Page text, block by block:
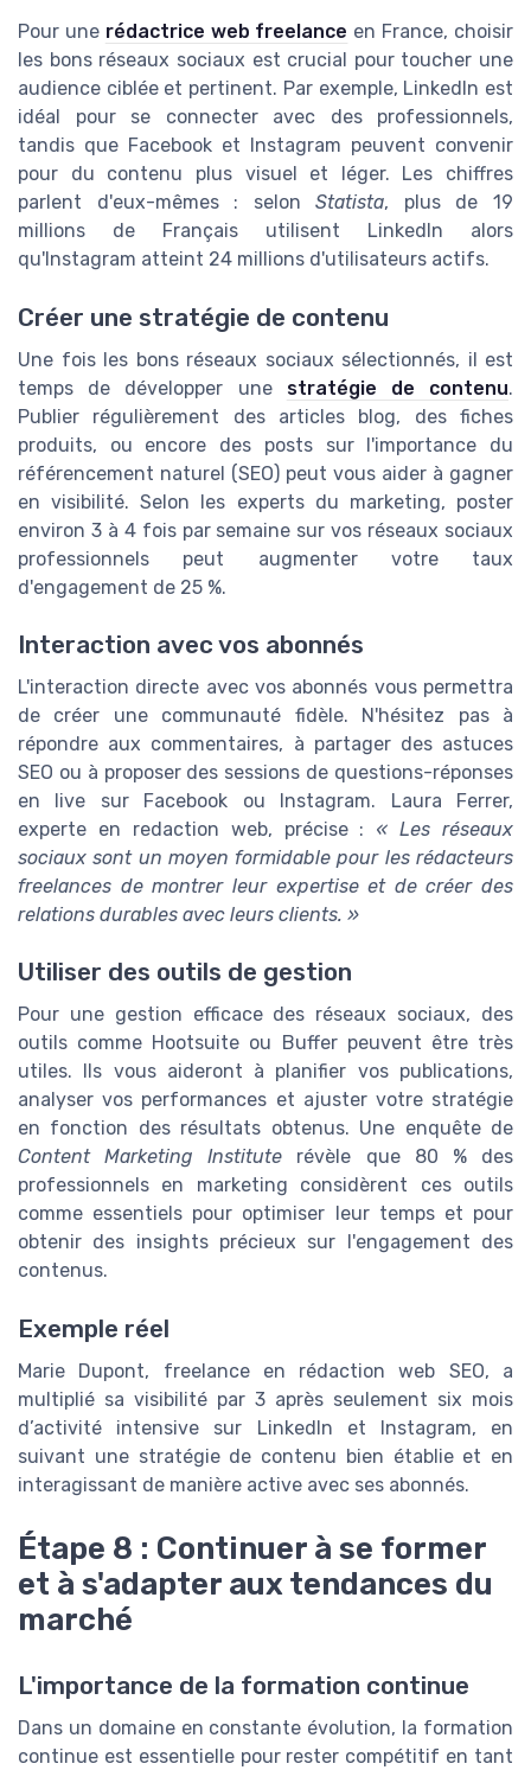
Pour une rédactrice web freelance en France, choisir
les bons réseaux sociaux est crucial pour toucher une
audience ciblée et pertinent. Par exemple, LinkedIn est
idéal pour se connecter avec des professionnels,
tandis que Facebook et Instagram peuvent convenir
pour du contenu plus visuel et léger. Les chiffres
parlent d'eux-mêmes : selonStatista, plus de 19
millions de Français utilisent LinkedIn alors
qu'Instagram atteint 24 millions d'utilisateurs actifs.
Créer une stratégie de contenu
Une fois les bons réseaux sociaux sélectionnés, il est
temps de développer une stratégie de contenu.
Publier régulièrement des articles blog, des fiches
produits, ou encore des posts sur l'importance du
référencement naturel (SEO) peut vous aider à gagner
en visibilité. Selon les experts du marketing, poster
environ 3 à 4 fois par semaine sur vos réseaux sociaux
professionnels peut augmenter votre taux
d'engagement de 25 %.
Interaction avec vos abonnés
L'interaction directe avec vos abonnés vous permettra
de créer une communauté fidèle. N'hésitez pas à
répondre aux commentaires, à partager des astuces
SEO ou à proposer des sessions de questions-réponses
en live sur Facebook ou Instagram. Laura Ferrer,
experte en redaction web, précise : « Les réseaux
sociaux sont un moyen formidable pour les rédacteurs
freelances de montrer leur expertise et de créer des
relations durables avec leurs clients. »
Utiliser des outils de gestion
Pour une gestion efficace des réseaux sociaux, des
outils comme Hootsuite ou Buffer peuvent être très
utiles. Ils vous aideront à planifier vos publications,
analyser vos performances et ajuster votre stratégie
en fonction des résultats obtenus. Une enquête de
Content Marketing Institute révèle que 80 % des
professionnels en marketing considèrent ces outils
comme essentiels pour optimiser leur temps et pour
obtenir des insights précieux sur l'engagement des
contenus.
Exemple réel
Marie Dupont, freelance en rédaction web SEO, a
multiplié sa visibilité par 3 après seulement six mois
d’activité intensive sur LinkedIn et Instagram, en
suivant une stratégie de contenu bien établie et en
interagissant de manière active avec ses abonnés.
Étape 8 : Continuer à se former
et à s'adapter aux tendances du
marché
L'importance de la formation continue
Dans un domaine en constante évolution, la formation
continue est essentielle pour rester compétitif en tant